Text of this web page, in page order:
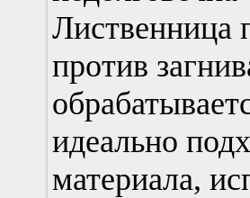
Лиственница
против
идеально
материала,